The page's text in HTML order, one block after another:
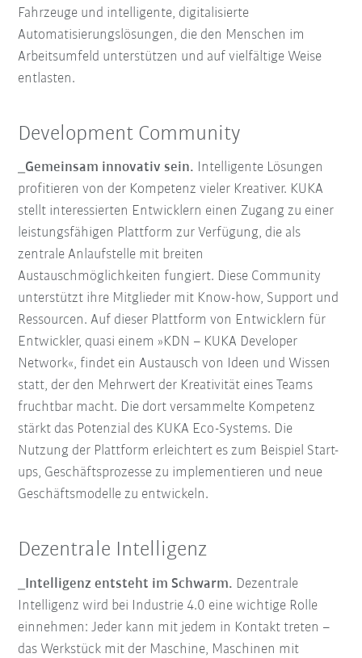
Fahrzeuge und intelligente, digitalisierte
Automatisierungslösungen, die den Menschen im
Arbeitsumfeld unterstützen und auf vielfältige Weise
entlasten.
Development Community
_Gemeinsam innovativ sein. Intelligente Lösungen
profitieren von der Kompetenz vieler Kreativer. KUKA
stellt interessierten Entwicklern einen Zugang zu einer
leistungsfähigen Plattform zur Verfügung, die als
zentrale Anlaufstelle mit breiten
Austauschmöglichkeiten fungiert. Diese Community
unterstützt ihre Mitglieder mit Know-how, Support und
Ressourcen. Auf dieser Plattform von Entwicklern für
Entwickler, quasi einem »KDN – KUKA Developer
Network«, findet ein Austausch von Ideen und Wissen
statt, der den Mehrwert der Kreativität eines Teams
fruchtbar macht. Die dort versammelte Kompetenz
stärkt das Potenzial des KUKA Eco-Systems. Die
Nutzung der Plattform erleichtert es zum Beispiel Start-
ups, Geschäftsprozesse zu implementieren und neue
Geschäftsmodelle zu entwickeln.
Dezentrale Intelligenz
_Intelligenz entsteht im Schwarm. Dezentrale
Intelligenz wird bei Industrie 4.0 eine wichtige Rolle
einnehmen: Jeder kann mit jedem in Kontakt treten –
das Werkstück mit der Maschine, Maschinen mit